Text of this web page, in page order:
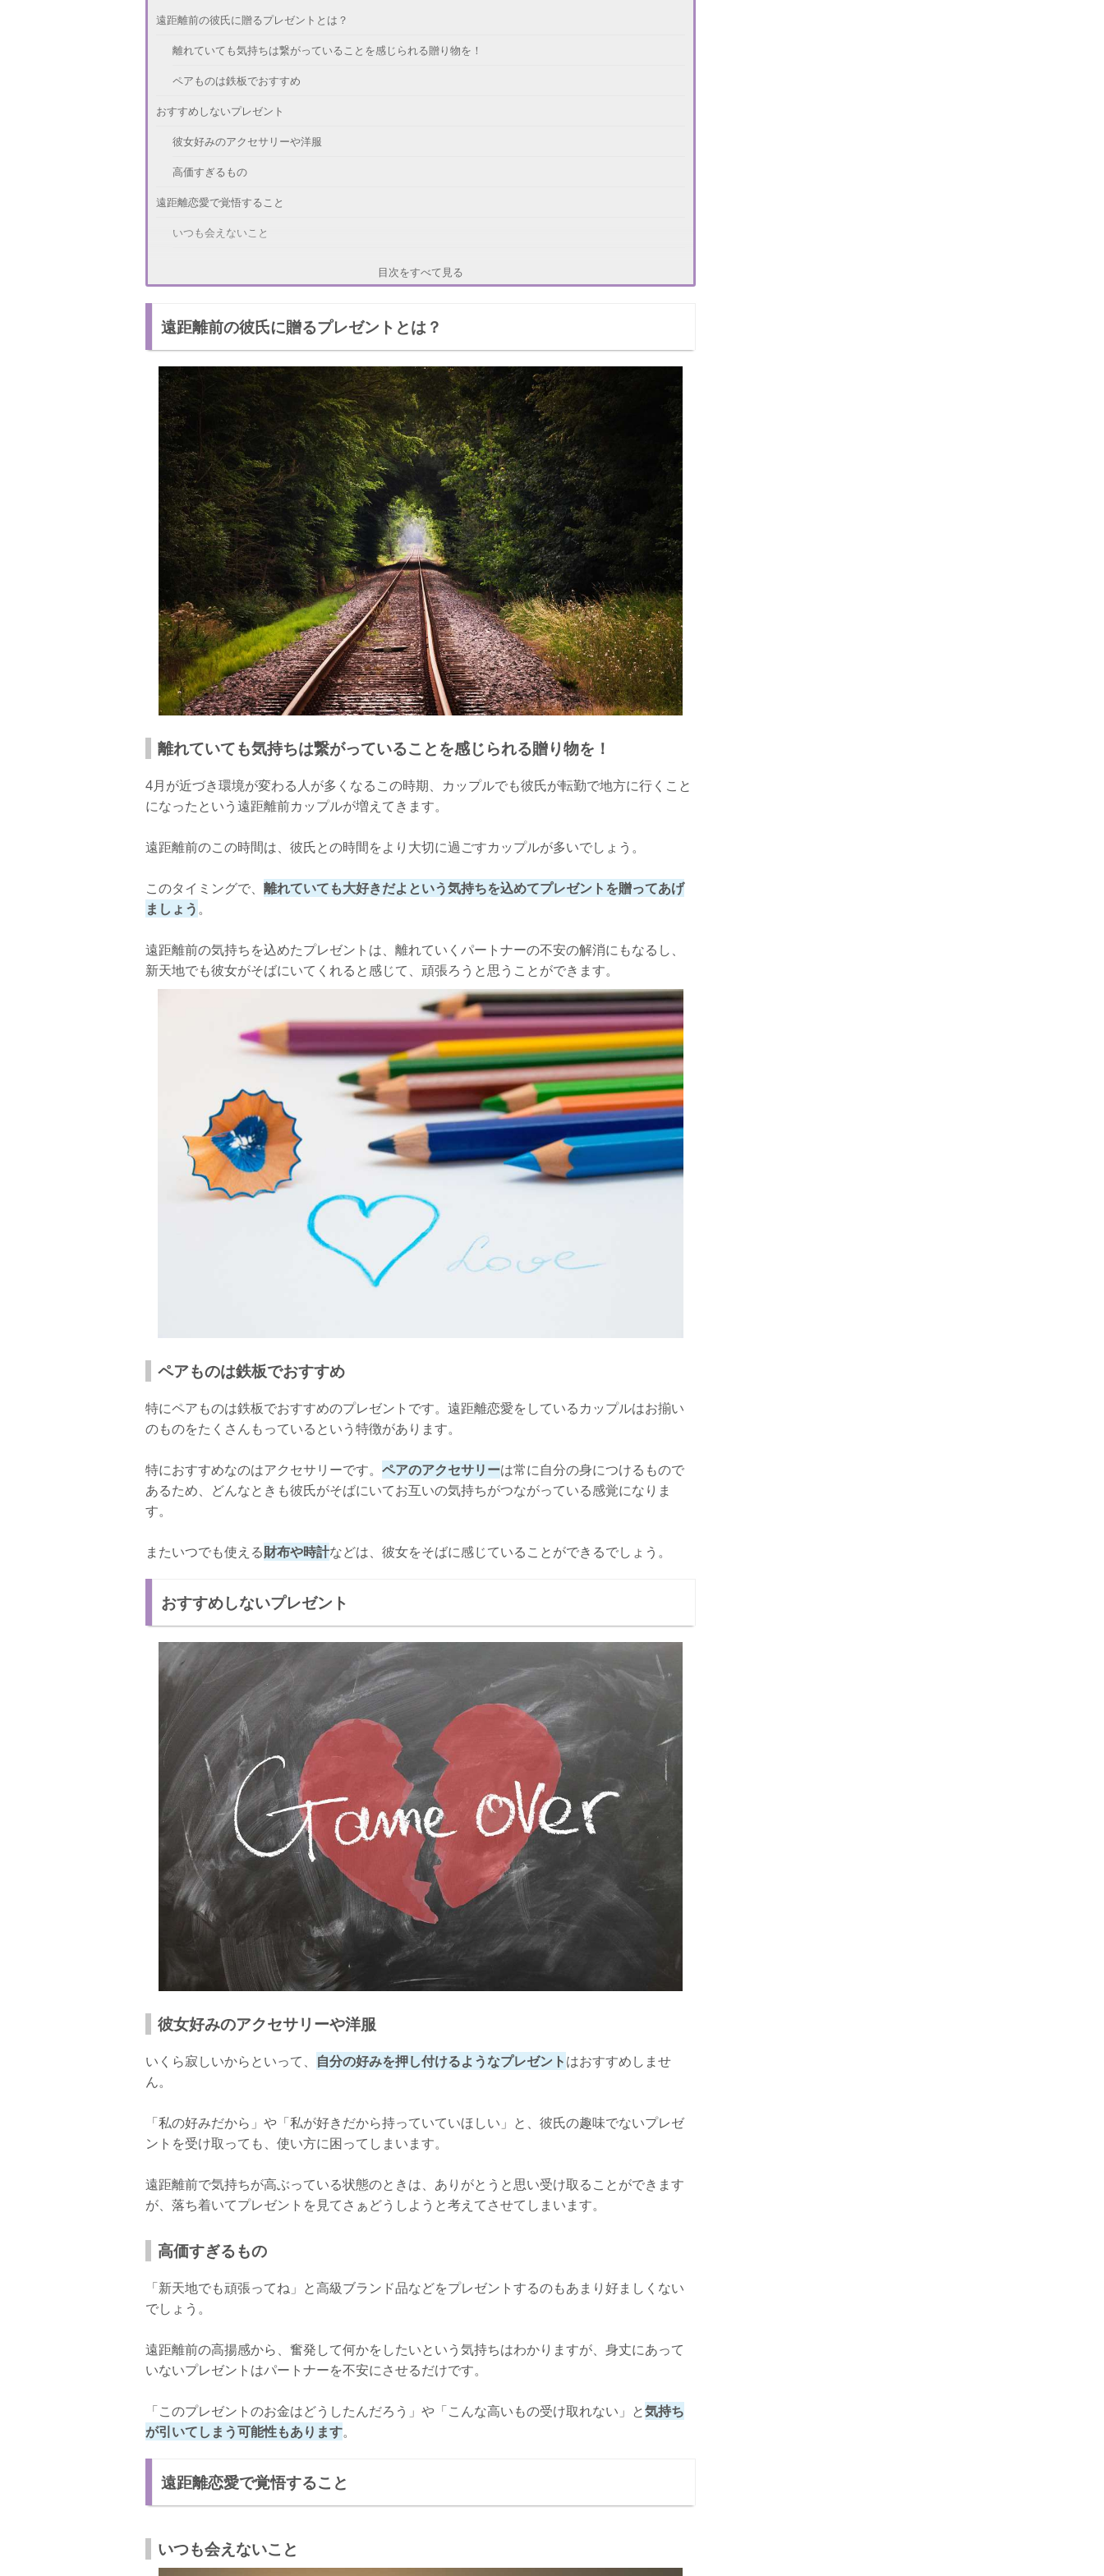
遠距離前の彼氏に贈るプレゼントとは？
離れていても気持ちは繋がっていることを感じられる贈り物を！
ペアものは鉄板でおすすめ
おすすめしないプレゼント
彼女好みのアクセサリーや洋服
高価すぎるもの
遠距離恋愛で覚悟すること
いつも会えないこと
遠距離前に不安にならないようにする方法
方法1 将来的な話をしておく
方法2 彼氏の新天地に一緒に行く
プレゼントは効果的！
目次をすべて見る
遠距離前の彼氏に贈るプレゼントとは？
離れていても気持ちは繋がっていることを感じられる贈り物を！
4月が近づき環境が変わる人が多くなるこの時期、カップルでも彼氏が転勤で地方に行くこと
になったという遠距離前カップルが増えてきます。
遠距離前のこの時間は、彼氏との時間をより大切に過ごすカップルが多いでしょう。
このタイミングで、 離れていても大好きだよという気持ちを込めてプレゼントを贈ってあげ
ましょう。
遠距離前の気持ちを込めたプレゼントは、離れていくパートナーの不安の解消にもなるし、
新天地でも彼女がそばにいてくれると感じて、頑張ろうと思うことができます。
ペアものは鉄板でおすすめ
特にペアものは鉄板でおすすめのプレゼントです。遠距離恋愛をしているカップルはお揃い
のものをたくさんもっているという特徴があります。
特におすすめなのはアクセサリーです。 ペアのアクセサリーは常に自分の身につけるもので
あるため、どんなときも彼氏がそばにいてお互いの気持ちがつながっている感覚になりま
す。
またいつでも使える財布や時計などは、彼女をそばに感じていることができるでしょう。
おすすめしないプレゼント
彼女好みのアクセサリーや洋服
いくら寂しいからといって、 自分の好みを押し付けるようなプレゼントはおすすめしませ
ん。
「私の好みだから」や「私が好きだから持っていていほしい」と、彼氏の趣味でないプレゼ
ントを受け取っても、使い方に困ってしまいます。
遠距離前で気持ちが高ぶっている状態のときは、ありがとうと思い受け取ることができます
が、落ち着いてプレゼントを見てさぁどうしようと考えてさせてしまいます。
高価すぎるもの
「新天地でも頑張ってね」と高級ブランド品などをプレゼントするのもあまり好ましくない
でしょう。
遠距離前の高揚感から、奮発して何かをしたいという気持ちはわかりますが、身丈にあって
いないプレゼントはパートナーを不安にさせるだけです。
「このプレゼントのお金はどうしたんだろう」や「こんな高いもの受け取れない」と気持ち
が引いてしまう可能性もあります。
遠距離恋愛で覚悟すること
いつも会えないこと